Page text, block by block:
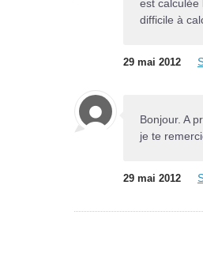
est calculée
difficile à
29 mai 2012
Bonjour. A
je te
29 mai 2012